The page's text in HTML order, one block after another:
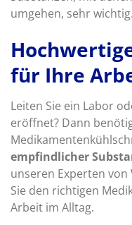
umgehen, sehr wichtig.
für Ihre
Leiten Sie ein Labor
eröffnet? Dann
empfindlicher
unseren Experten
Sie den richtigen
Arbeit im Alltag.